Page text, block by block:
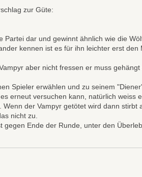
zur Güte:
Partei dar und gewinnt ähnlich wie die
kennen ist es für ihn leichter erst
aber nicht fressen er muss
Spieler erwählen und zu seinem
erneut versuchen kann, natürlich
Wenn der Vampyr getötet wird dann stirbt
nicht zu.
gegen Ende der Runde, unter den